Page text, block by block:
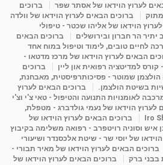
הלב" בהרצליה-
לערוץ הוידאו של אסתר שפר
ברוכים
מתוק
ברוכים הבאים לערוץ הוידאו של וולדה
הוידאו של אליהו שכטר - טיפולי
יתיר הר חברון ובירושלים
ברוכים הבאים
לחיים טובים, לימוד וטיפול במוח אחד
הבאים לערוץ הוידאו של מרכז מדטאו -
למדיטציה רפואית און ליין
ברוכים
הולצמן שמוטר - פסיכותרפיסטית, מאבחנת,
בשיטת הולצמן.
ברוכים הבאים לערוץ
לאומנויות התנועה והטיפול - טאי צ'י וצ'י
לערוץ הוידאו של נעמי גולדברג - מטפלת,
ברוכים הבאים לערוץ הוידאו של
איש וסוניה רויטפרב - רפואה משלימה בקיבוץ
של יוסי שר - שיטת אלכסנדר ושיעורי
ברוכים הבאים לערוץ הוידאו של מאיר תבורי -
בבני ברק
ברוכים הבאים לערוץ הוידאו של